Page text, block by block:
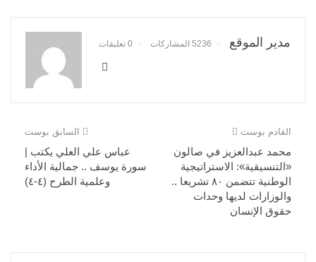
مدير الموقع 5236 المشاركات 0 تعليقات
السابق بوست
عباس علي العلي يكتب |
سورة يوسف .. جمالية الأداء
وعلمية الطرح (٤-٤)
القادم بوست
محمد عبدالعزيز في صالون
«التنسيقية»: الاستراتيجية
الوطنية تتضمن ٨٠ تشريعا ..
والوزارات لديها وحدات
حقوق الإنسان